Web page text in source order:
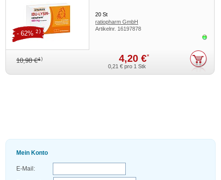
20St
ratiopharm GmbH
Artikelnr. 16197878
10,98 €4) 4,20 €*
- 62% 2)
0,21 € pro 1 Stk
Mein Konto
E-Mail: